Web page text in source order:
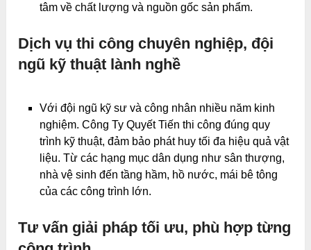
tâm về chất lượng và nguồn gốc sản phẩm.
Dịch vụ thi công chuyên nghiệp, đội
ngũ kỹ thuật lành nghề
Với đội ngũ kỹ sư và công nhân nhiều năm kinh
nghiệm. Công Ty Quyết Tiến thi công đúng quy
trình kỹ thuật, đảm bảo phát huy tối đa hiệu quả vật
liệu. Từ các hạng mục dân dụng như sân thượng,
nhà vệ sinh đến tầng hầm, hồ nước, mái bê tông
của các công trình lớn.
Tư vấn giải pháp tối ưu, phù hợp từng